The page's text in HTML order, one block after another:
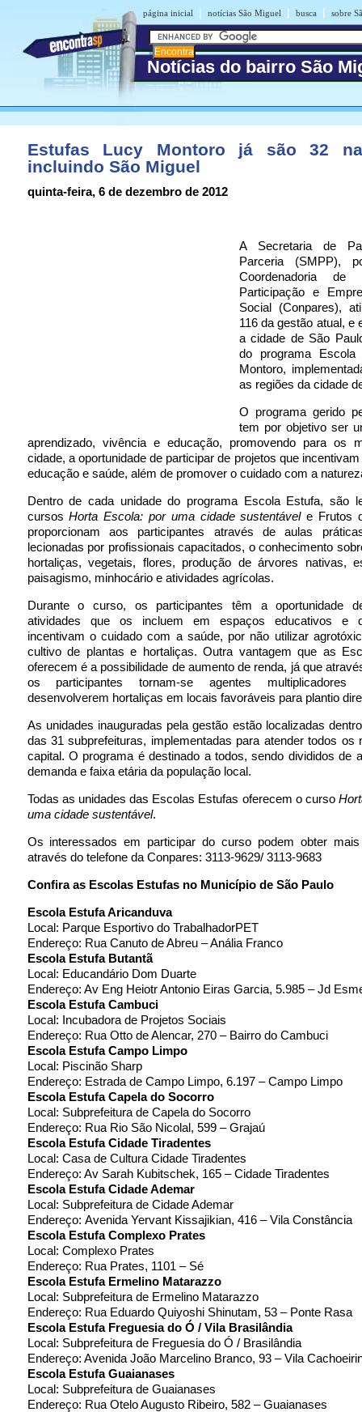
página inicial | notícias São Miguel | busca | sobre
Notícias do bairro São
Estufas Lucy Montoro já são 32
incluindo São Miguel
quinta-feira, 6 de dezembro de 2012
A Secretaria de
Parceria (SMPP),
Coordenadoria de
Participação e
Social (Conpares),
116 da gestão atual, e
a cidade de São
do programa Escola
Montoro,
as regiões da cidade
O programa gerido
tem por objetivo ser
aprendizado, vivência e educação, promovendo para os
cidade, a oportunidade de participar de projetos que
educação e saúde, além de promover o cuidado com a
Dentro de cada unidade do programa Escola Estufa, são
cursosHorta Escola: por uma cidade sustentávele Frutos
proporcionam aos participantes através de aulas
lecionadas por profissionais capacitados, o conhecimento
hortaliças, vegetais, flores, produção de árvores nativas,
paisagismo, minhocário e atividades agrícolas.
Durante o curso, os participantes têm a oportunidade
atividades que os incluem em espaços educativos e
incentivam o cuidado com a saúde, por não utilizar
cultivo de plantas e hortaliças. Outra vantagem que as
oferecem é a possibilidade de aumento de renda, já que
os participantes tornam-se agentes multiplicadores
desenvolverem hortaliças em locais favoráveis para plantio
As unidades inauguradas pela gestão estão localizadas
das 31 subprefeituras, implementadas para atender todos os
capital. O programa é destinado a todos, sendo divididos de
demanda e faixa etária da população local.
Todas as unidades das Escolas Estufas oferecem o curso
uma cidade sustentável.
Os interessados em participar do curso podem obter mais
através do telefone da Conpares: 3113-9629/ 3113-9683
Confira as Escolas Estufas no Município de São Paulo
Escola Estufa Aricanduva
Local: Parque Esportivo do TrabalhadorPET
Endereço: Rua Canuto de Abreu – Anália Franco
Escola Estufa Butantã
Local: Educandário Dom Duarte
Endereço: Av Eng Heiotr Antonio Eiras Garcia, 5.985 – Jd
Escola Estufa Cambuci
Local: Incubadora de Projetos Sociais
Endereço: Rua Otto de Alencar, 270 – Bairro do Cambuci
Escola Estufa Campo Limpo
Local: Piscinão Sharp
Endereço: Estrada de Campo Limpo, 6.197 – Campo Limpo
Escola Estufa Capela do Socorro
Local: Subprefeitura de Capela do Socorro
Endereço: Rua Rio São Nicolal, 599 – Grajaú
Escola Estufa Cidade Tiradentes
Local: Casa de Cultura Cidade Tiradentes
Endereço: Av Sarah Kubitschek, 165 – Cidade Tiradentes
Escola Estufa Cidade Ademar
Local: Subprefeitura de Cidade Ademar
Endereço: Avenida Yervant Kissajikian, 416 – Vila Constância
Escola Estufa Complexo Prates
Local: Complexo Prates
Endereço: Rua Prates, 1101 – Sé
Escola Estufa Ermelino Matarazzo
Local: Subprefeitura de Ermelino Matarazzo
Endereço: Rua Eduardo Quiyoshi Shinutam, 53 – Ponte Rasa
Escola Estufa Freguesia do Ó / Vila Brasilândia
Local: Subprefeitura de Freguesia do Ó / Brasilândia
Endereço: Avenida João Marcelino Branco, 93 – Vila
Escola Estufa Guaianases
Local: Subprefeitura de Guaianases
Endereço: Rua Otelo Augusto Ribeiro, 582 – Guaianases